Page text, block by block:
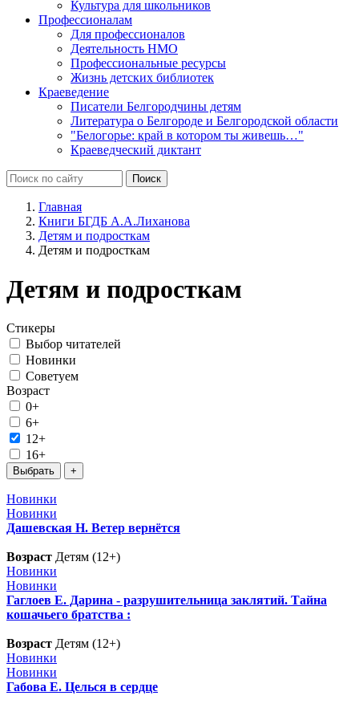
Культура для школьников
Профессионалам
Для профессионалов
Деятельность НМО
Профессиональные ресурсы
Жизнь детских библиотек
Краеведение
Писатели Белгородчины детям
Литература о Белгороде и Белгородской области
"Белогорье: край в котором ты живешь…"
Краеведческий диктант
Главная
Книги БГДБ А.А.Лиханова
Детям и подросткам
Детям и подросткам
Детям и подросткам
Стикеры
Выбор читателей
Новинки
Советуем
Возраст
0+
6+
12+
16+
Новинки
Новинки
Дашевская Н. Ветер вернётся
Возраст Детям (12+)
Новинки
Новинки
Гаглоев Е. Дарина - разрушительница заклятий. Тайна
кошачьего братства :
Возраст Детям (12+)
Новинки
Новинки
Габова Е. Целься в сердце